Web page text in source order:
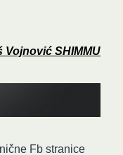
Vojnović SHIMMU
Fb stranice